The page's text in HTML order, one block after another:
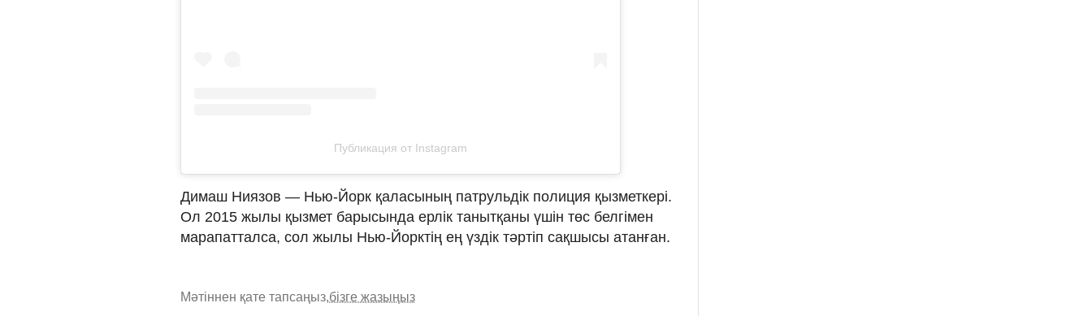
Публикация от Instagram
Димаш Ниязов — Нью-Йорк қаласының патрульдік полиция қызметкері.
Ол 2015 жылы қызмет барысында ерлік танытқаны үшін төс белгімен
марапатталса, сол жылы Нью-Йорктің ең үздік тәртіп сақшысы атанған.
Мәтіннен қате тапсаңыз,бізге жазыңыз